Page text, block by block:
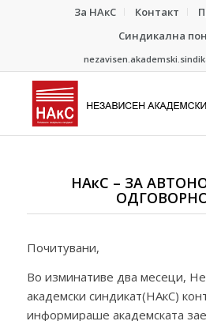
За НАкС Контакт
Синдикална
НАкС – ЗА
Почитувани,
Во изминативе два месеци,
академски синдикат(НАкС)
информираше академската